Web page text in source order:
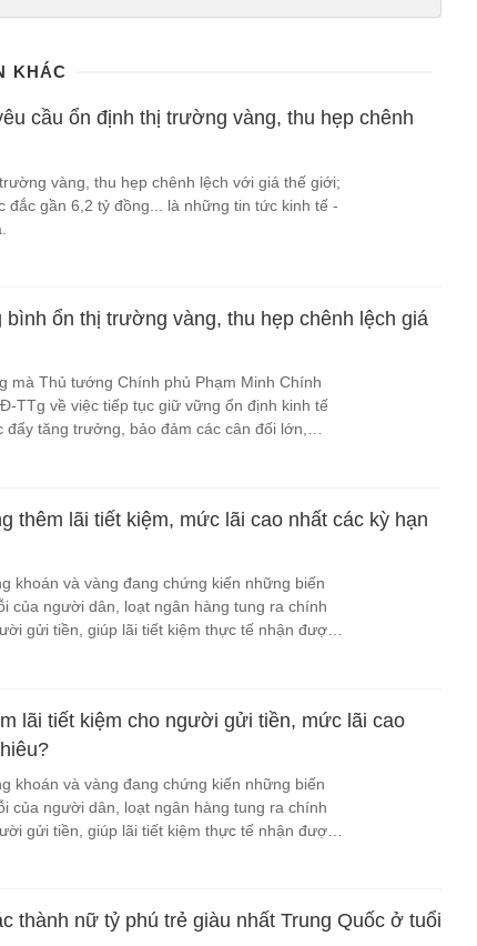
KHÁC
cầu ổn định thị trường vàng, thu hẹp chênh
vàng, thu hẹp chênh lệch với giá thế giới;
đắc gần 6,2 tỷ đồng... là những tin tức kinh tế -
ổn thị trường vàng, thu hẹp chênh lệch giá
mà Thủ tướng Chính phủ Phạm Minh Chính
TTg về việc tiếp tục giữ vững ổn định kinh tế
đẩy tăng trưởng, bảo đảm các cân đối lớn,
thêm lãi tiết kiệm, mức lãi cao nhất các kỳ hạn
khoán và vàng đang chứng kiến những biến
của người dân, loạt ngân hàng tung ra chính
gửi tiền, giúp lãi tiết kiệm thực tế nhận được
lãi tiết kiệm cho người gửi tiền, mức lãi cao
khoán và vàng đang chứng kiến những biến
của người dân, loạt ngân hàng tung ra chính
gửi tiền, giúp lãi tiết kiệm thực tế nhận được
thành nữ tỷ phú trẻ giàu nhất Trung Quốc ở tuổi